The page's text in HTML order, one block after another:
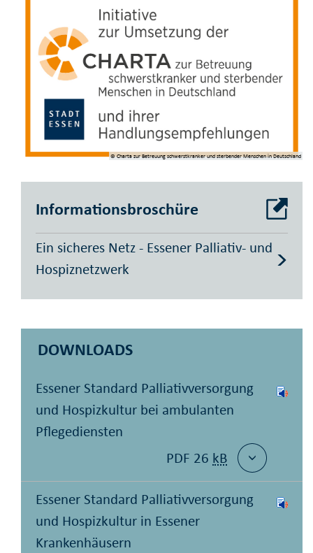
© Charta zur Betreuung schwerstkranker und sterbender Menschen in Deutschland
Informationsbroschüre
Ein sicheres Netz - Essener Palliativ- und
Hospiznetzwerk
DOWNLOADS
Essener Standard Palliativversorgung
und Hospizkultur bei ambulanten
Pflegediensten
PDF 26 kB
Essener Standard Palliativversorgung
und Hospizkultur in Essener
Krankenhäusern